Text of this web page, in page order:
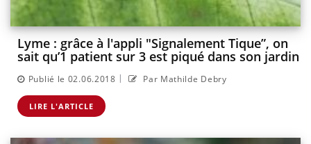
Lyme : grâce à l'appli "Signalement Tique”, on
sait qu’1 patient sur 3 est piqué dans son jardin
Publié le 02.06.2018 | Par Mathilde Debry
LIRE L'ARTICLE